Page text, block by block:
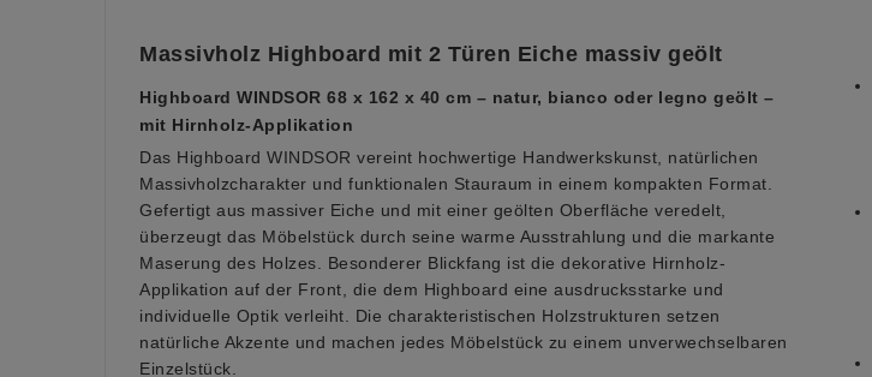
Massivholz Highboard mit 2 Türen Eiche massiv geölt
Highboard WINDSOR 68 x 162 x 40 cm – natur, bianco oder legno geölt –
mit Hirnholz-Applikation
Das Highboard WINDSOR vereint hochwertige Handwerkskunst, natürlichen
Massivholzcharakter und funktionalen Stauraum in einem kompakten Format.
Gefertigt aus massiver Eiche und mit einer geölten Oberfläche veredelt,
überzeugt das Möbelstück durch seine warme Ausstrahlung und die markante
Maserung des Holzes. Besonderer Blickfang ist die dekorative Hirnholz-
Applikation auf der Front, die dem Highboard eine ausdrucksstarke und
individuelle Optik verleiht. Die charakteristischen Holzstrukturen setzen
natürliche Akzente und machen jedes Möbelstück zu einem unverwechselbaren
Einzelstück.